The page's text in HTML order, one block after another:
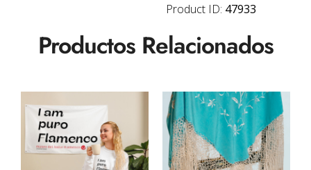
Product ID: 47933
Productos Relacionados